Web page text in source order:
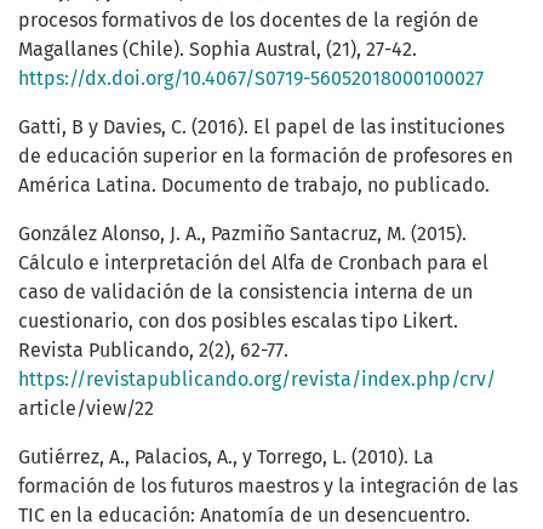
procesos formativos de los docentes de la región de
Magallanes (Chile). Sophia Austral, (21), 27-42.
https://dx.doi.org/10.4067/S0719-56052018000100027
Gatti, B y Davies, C. (2016). El papel de las instituciones
de educación superior en la formación de profesores en
América Latina. Documento de trabajo, no publicado.
González Alonso, J. A., Pazmiño Santacruz, M. (2015).
Cálculo e interpretación del Alfa de Cronbach para el
caso de validación de la consistencia interna de un
cuestionario, con dos posibles escalas tipo Likert.
Revista Publicando, 2(2), 62-77.
https://revistapublicando.org/revista/index.php/crv/
article/view/22
Gutiérrez, A., Palacios, A., y Torrego, L. (2010). La
formación de los futuros maestros y la integración de las
TIC en la educación: Anatomía de un desencuentro.